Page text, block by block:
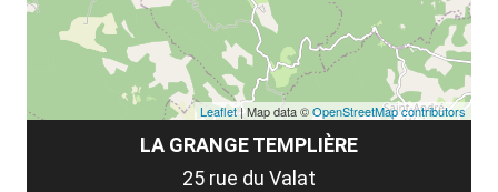
LA GRANGE TEMPLIÈRE
25 rue du Valat
Leaflet| Map data ©OpenStreetMap contributors